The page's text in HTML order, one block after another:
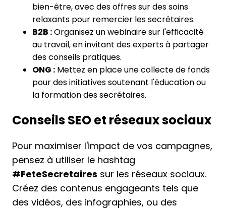
bien-être, avec des offres sur des soins
relaxants pour remercier les secrétaires.
B2B :Organisez un webinaire sur l'efficacité
au travail, en invitant des experts à partager
des conseils pratiques.
ONG : Mettez en place une collecte de fonds
pour des initiatives soutenant l'éducation ou
la formation des secrétaires.
Conseils SEO et réseaux sociaux
Pour maximiser l'impact de vos campagnes,
pensez à utiliser le hashtag
#FeteSecretaires sur les réseaux sociaux.
Créez des contenus engageants tels que
des vidéos, des infographies, ou des